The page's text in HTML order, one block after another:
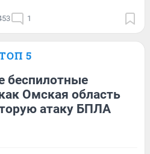
1
5
беспилотные
Омская область
атаку БПЛА